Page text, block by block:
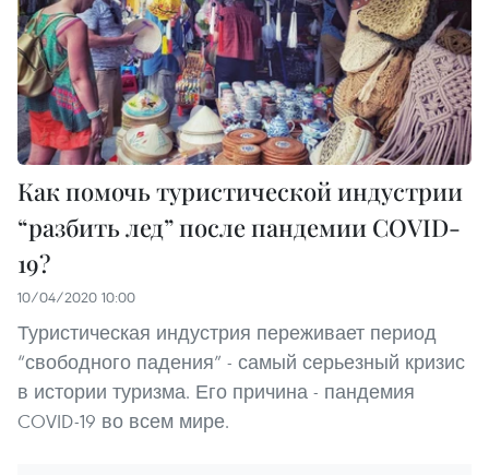
Как помочь туристической индустрии
“разбить лед” после пандемии COVID-
19?
10/04/2020 10:00
Туристическая индустрия переживает период
“свободного падения” - самый серьезный кризис
в истории туризма. Его причина - пандемия
COVID-19 во всем мире.